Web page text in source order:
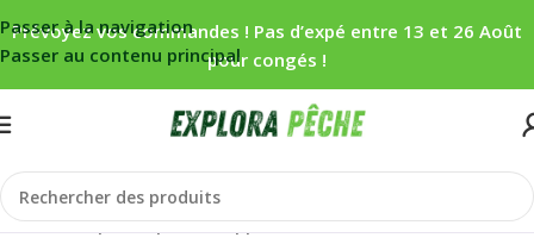
Passer à la navigation
Passer au contenu principal
Prévoyez vos commandes ! Pas d’expé entre 13 et 26 Août
pour congés !
Accueil/Carpe/Propulsion appâts/Louches